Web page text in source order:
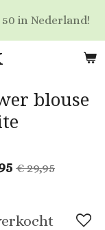
blouse
€ 29,95